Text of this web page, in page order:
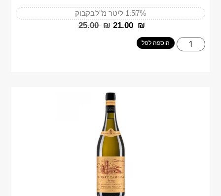
7%1.5 ליטר מ"ל בקבוק
‎25.00 ₪ ‎21.00 ₪
הוספה לסל